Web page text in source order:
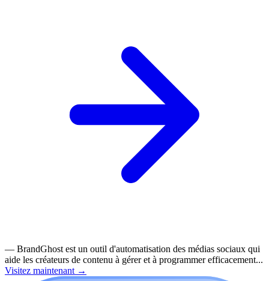
— BrandGhost est un outil d'automatisation des médias sociaux qui
aide les créateurs de contenu à gérer et à programmer efficacement...
Visitez maintenant →